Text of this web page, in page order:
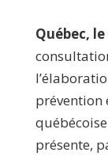
Québec,
prévention
présente,